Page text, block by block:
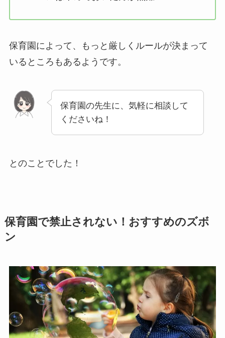
保育園によって、もっと厳しくルールが決まって
いるところもあるようです。
保育園の先生に、気軽に相談して
くださいね！
とのことでした！
保育園で禁止されない！おすすめのズボ
ン